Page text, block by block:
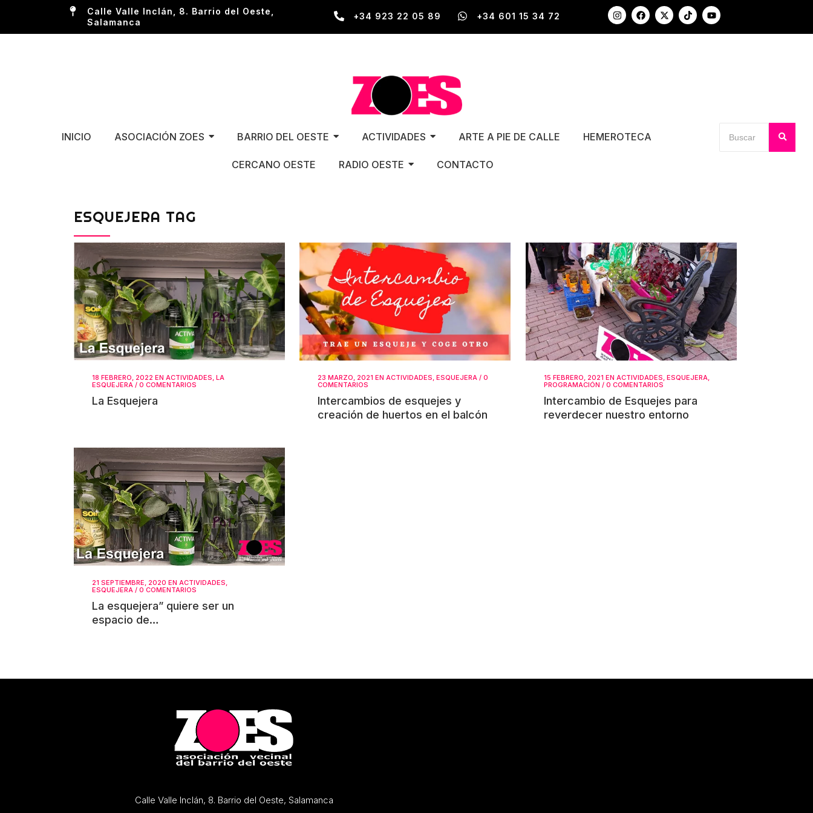
Calle Valle Inclán, 8. Barrio del Oeste,
Salamanca
+34 923 22 05 89 +34 601 15 34 72
INICIO ASOCIACIÓN ZOES BARRIO DEL OESTE ACTIVIDADES ARTE A PIE DE CALLE HEMEROTECA
CERCANO OESTE RADIO OESTE CONTACTO
ESQUEJERA TAG
18 FEBRERO, 2022 EN ACTIVIDADES, LA
ESQUEJERA / 0 COMENTARIOS
La Esquejera
23 MARZO, 2021 EN ACTIVIDADES, ESQUEJERA / 0
COMENTARIOS
Intercambios de esquejes y
creación de huertos en el balcón
15 FEBRERO, 2021 EN ACTIVIDADES, ESQUEJERA,
PROGRAMACIÓN / 0 COMENTARIOS
Intercambio de Esquejes para
reverdecer nuestro entorno
21 SEPTIEMBRE, 2020 EN ACTIVIDADES,
ESQUEJERA / 0 COMENTARIOS
La esquejera” quiere ser un
espacio de…
Calle Valle Inclán, 8. Barrio del Oeste, Salamanca